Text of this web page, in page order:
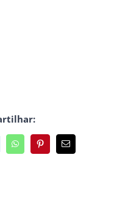
WhatsAppPinterest
E-
mail